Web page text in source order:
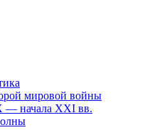
мировой войны
— начала XXI вв.